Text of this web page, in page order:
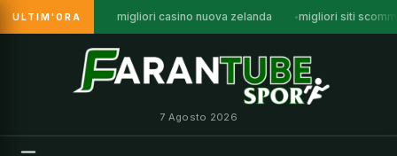
ULTIM'ORA migliori casino nuova zelanda migliori siti
7 Agosto 2026